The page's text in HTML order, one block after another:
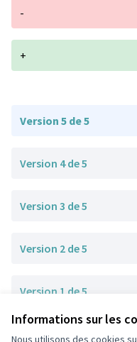
Informations sur les
Nous utilisons des cookies
-
+
Version 5 de 5
Version 4 de 5
Version 3 de 5
Version 2 de 5
Version 1 de 5